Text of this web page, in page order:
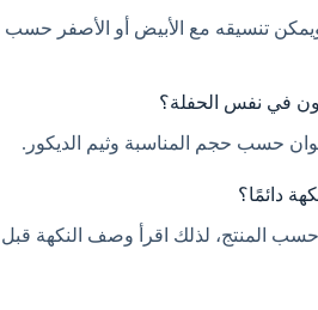
تنسيقه مع الأبيض أو الأصفر حسب
في نفس الحفلة؟
دائمًا؟
المنتج، لذلك اقرأ وصف النكهة قبل